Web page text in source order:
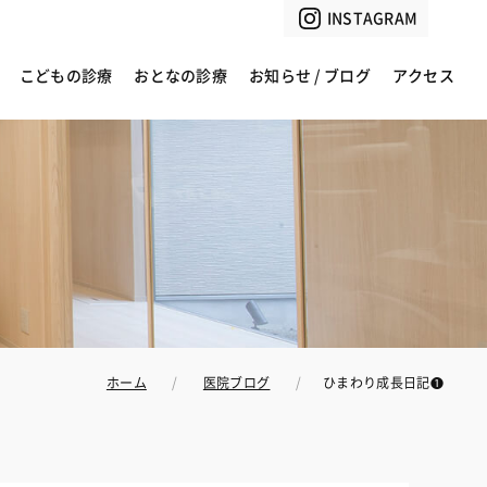
こどもの診療 おとなの診療 お知らせ / ブログ アクセス
INSTAGRAM
ホーム 医院ブログ ひまわり成長日記❶